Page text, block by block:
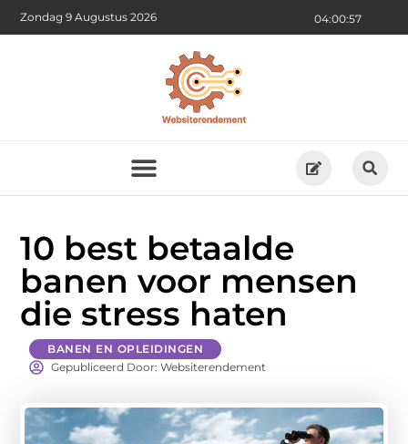
04:00:57
Zondag 9 Augustus 2026
10 best betaalde
banen voor mensen
die stress haten
BANEN EN OPLEIDINGEN
Gepubliceerd Door: Websiterendement